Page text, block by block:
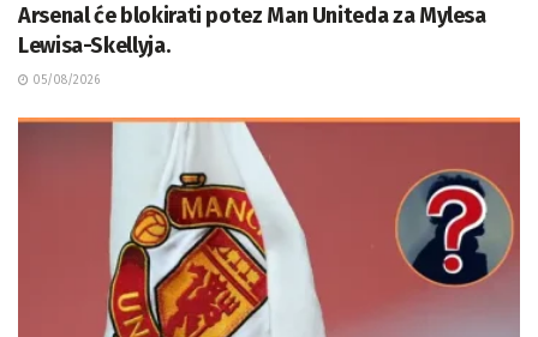
Arsenal će blokirati potez Man Uniteda za Mylesa
Lewisa-Skellyja.
05/08/2026